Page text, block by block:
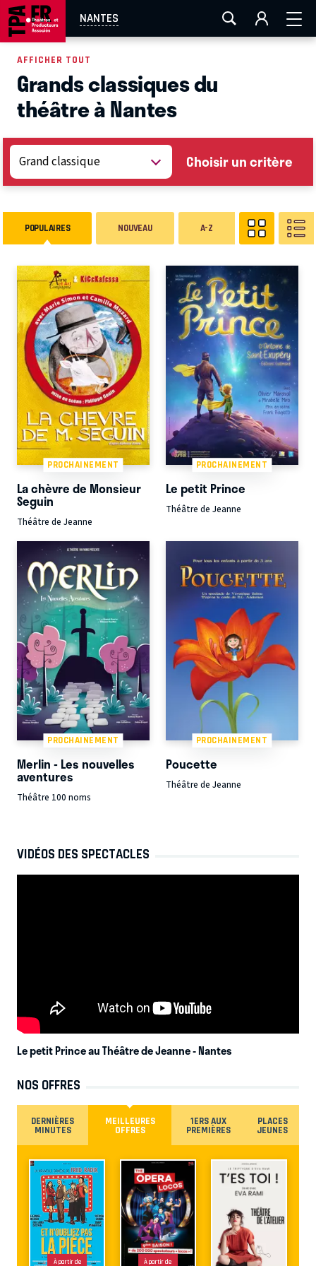
NANTES
AIX-MARSEILLE AURAY LA ROCHELLE
EN TOURNÉE
AFFICHER TOUT
Grands classiques du
théâtre à Nantes
Choisir un critère
POPULAIRES NOUVEAU A-Z
PROCHAINEMENT
La chèvre de Monsieur
Seguin
Théâtre de Jeanne
PROCHAINEMENT
Le petit Prince
Théâtre de Jeanne
PROCHAINEMENT
Merlin - Les nouvelles
aventures
Théâtre 100 noms
PROCHAINEMENT
Poucette
Théâtre de Jeanne
VIDÉOS DES SPECTACLES
Le petit Prince au Théâtre de Jeanne- Nantes
NOS OFFRES
DERNIÈRES
MINUTES
MEILLEURES
OFFRES
1ERS AUX
PREMIÈRES
PLACES
JEUNES
À partir de À partir de